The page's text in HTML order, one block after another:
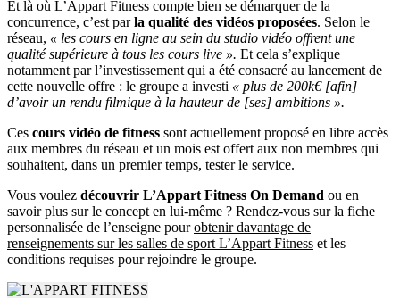
Et là où L’Appart Fitness compte bien se démarquer de la
concurrence, c’est parla qualité des vidéos proposées. Selon le
réseau, « les cours en ligne au sein du studio vidéo offrent une
qualité supérieure à tous les cours live ». Et cela s’explique
notamment par l’investissement qui a été consacré au lancement de
cette nouvelle offre : le groupe a investi « plus de 200k€ [afin]
d’avoir un rendu filmique à la hauteur de [ses] ambitions ».
Ces cours vidéo de fitness sont actuellement proposé en libre accès
aux membres du réseau et un mois est offert aux non membres qui
souhaitent, dans un premier temps, tester le service.
Vous voulez découvrir L’Appart Fitness On Demand ou en
savoir plus sur le concept en lui-même ? Rendez-vous sur la fiche
personnalisée de l’enseigne pourobtenir davantage de
renseignements sur les salles de sport L’Appart Fitness et les
conditions requises pour rejoindre le groupe.